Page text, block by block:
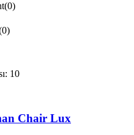
(0)
10
Chair Lux